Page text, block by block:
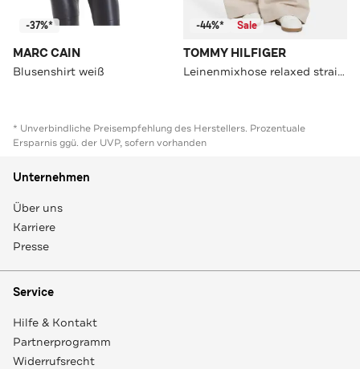
-37%*
MARC CAIN
Blusenshirt weiß
-44%* Sale
TOMMY HILFIGER
Leinenmixhose relaxed straight
* Unverbindliche Preisempfehlung des Herstellers. Prozentuale
Ersparnis ggü. der UVP, sofern vorhanden
Unternehmen
Über uns
Karriere
Presse
Service
Hilfe & Kontakt
Partnerprogramm
Widerrufsrecht